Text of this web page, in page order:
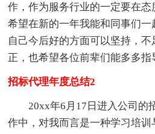
作，作为服务行业的一定要在态
希望在新的一年我能和同事们
自己今后好的方面可以坚持，
正，也希望各位前辈们能多多指
招标代理年度总结2
20xx年6月17日进入公司的
作中，对我而言是一种学习培